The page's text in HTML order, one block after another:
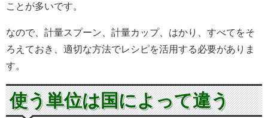
ことが多いです。
なので、計量スプーン、計量カップ、はかり、すべてをそ
ろえておき、適切な方法でレシピを活用する必要がありま
す。
使う単位は国によって違う